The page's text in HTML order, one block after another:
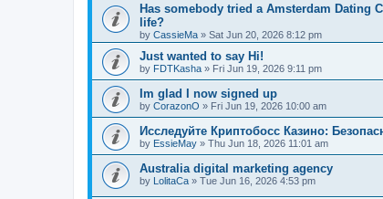
Has somebody tried a Amsterdam Dating
life?
by CassieMa » Sat Jun 20, 2026 8:12 pm
Just wanted to say Hi!
by FDTKasha » Fri Jun 19, 2026 9:11 pm
Im glad I now signed up
by CorazonO » Fri Jun 19, 2026 10:00 am
Исследуйте Криптобосс Казино:
by EssieMay » Thu Jun 18, 2026 11:01 am
Australia digital marketing agency
by LolitaCa » Tue Jun 16, 2026 4:53 pm